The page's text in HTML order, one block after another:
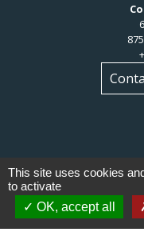
Liens
This site uses cookies
to activate
OK, accept all